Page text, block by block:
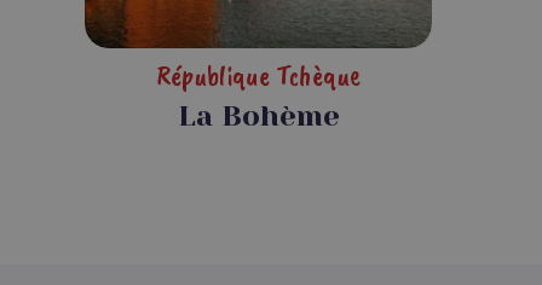
La Bohème
République Tchèque